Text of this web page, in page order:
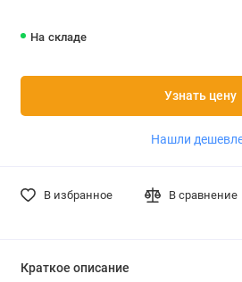
На складе
Узнать цену
Нашли
В избранное В сравнение
Краткое описание